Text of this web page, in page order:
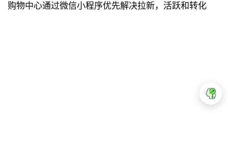
购物中心通过微信小程序优先解决拉新，活跃和转化